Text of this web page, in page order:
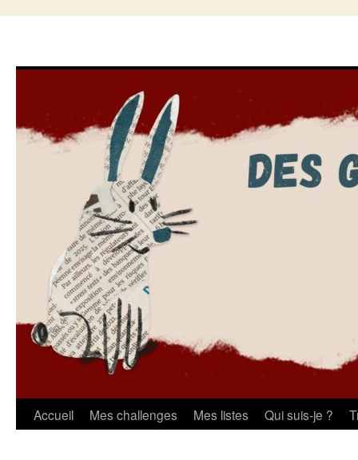
Aller
Accueil Mes challenges Mes listes Qui suis-je ?